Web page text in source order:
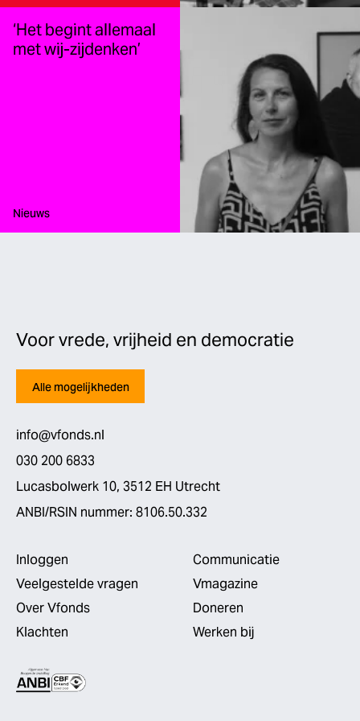
‘Het begint allemaal
met wij-zijdenken’
Type:
Nieuws
Voor vrede, vrijheid en democratie
Alle mogelijkheden
info@vfonds.nl
030 200 6833
Lucasbolwerk 10, 3512 EH Utrecht
ANBI/RSIN nummer: 8106.50.332
Inloggen
Veelgestelde vragen
Over Vfonds
Klachten
Communicatie
Vmagazine
Doneren
Werken bij